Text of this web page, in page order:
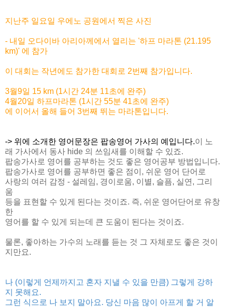
지난주 일요일 우에노 공원에서 찍은 사진
- 내일 오다이바 아리아께에서 열리는 '하프 마라톤 (21.195
km)' 에 참가
이 대회는 작년에도 참가한 대회로 2번째 참가입니다.
3월9일 15 km (1시간 24분 11초에 완주)
4월20일 하프마라톤 (1시간 55분 41초에 완주)
에 이어서 올해 들어 3번째 뛰는 마라톤입니다.
-> 위에 소개한 영어문장은 팝송영어 가사의 예입니다.이 노
래 가사에서 동사 hide 의 쓰임새를 이해할 수 있죠.
팝송가사로 영어를 공부하는 것도 좋은 영어공부 방법입니다.
팝송가사로 영어를 공부하면 좋은 점이, 쉬운 영어 단어로
사랑의 여러 감정 - 설레임, 경이로움, 이별, 슬픔, 실연, 그리
움
등을 표현할 수 있게 된다는 것이죠. 즉, 쉬운 영어단어로 유창
한
영어를 할 수 있게 되는데 큰 도움이 된다는 것이죠.
물론, 좋아하는 가수의 노래를 듣는 것 그 자체로도 좋은 것이
지만요.
나 (이렇게 언제까지고 혼자 지낼 수 있을 만큼) 그렇게 강하
지 못해요.
그런 식으로 나 보지 말아요. 당신 마음 많이 아프게 할 거 알